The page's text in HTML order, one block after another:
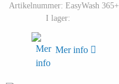
Artikelnummer: EasyWash 365+
I lager:
Mer info